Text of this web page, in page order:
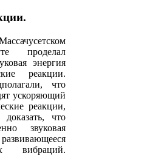
проделал
энергия
реакции.
что
ускоряющий
реакции,
что
звуковая
вибраций.